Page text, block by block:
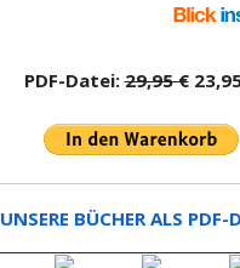
PDF-Datei:29,95 €
UNSERE BÜCHER ALS PDF-